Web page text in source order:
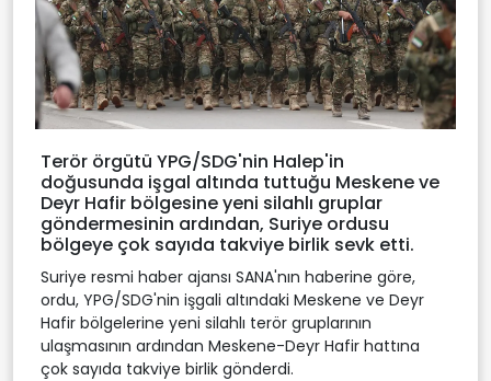
Terör örgütü YPG/SDG'nin Halep'in
doğusunda işgal altında tuttuğu Meskene ve
Deyr Hafir bölgesine yeni silahlı gruplar
göndermesinin ardından, Suriye ordusu
bölgeye çok sayıda takviye birlik sevk etti.
Suriye resmi haber ajansı SANA'nın haberine göre,
ordu, YPG/SDG'nin işgali altındaki Meskene ve Deyr
Hafir bölgelerine yeni silahlı terör gruplarının
ulaşmasının ardından Meskene-Deyr Hafir hattına
çok sayıda takviye birlik gönderdi.